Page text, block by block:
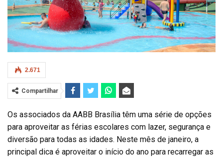
2.671
Compartilhar
Os associados da AABB Brasília têm uma série de opções
para aproveitar as férias escolares com lazer, segurança e
diversão para todas as idades. Neste mês de janeiro, a
principal dica é aproveitar o início do ano para recarregar as